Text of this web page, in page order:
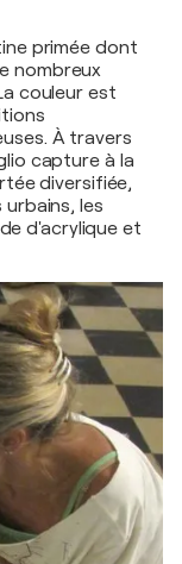
primée dont
nombreux
couleur est
À travers
capture à la
diversifiée,
urbains, les
d'acrylique et